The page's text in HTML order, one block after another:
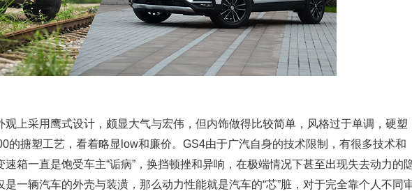
观上采用鹰式设计，颇显大气与宏伟，但内饰做得比较简单，风格过于单调，硬塑
的搪塑工艺，看着略显low和廉价。GS4由于广汽自身的技术限制，有很多技术和
速箱一直是饱受车主“诟病”，换挡顿挫和异响，在极端情况下甚至出现失去动力的
一辆汽车的外壳与装潢，那么动力性能就是汽车的“芯”脏，对于完全靠个人不同